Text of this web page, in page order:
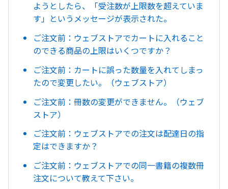
ようとしたら、「受注数が上限数を超えていま
す」というメッセージが表示された。
ご注文前：ウェブストアでカートに入れること
のできる商品の上限はいくつですか？
ご注文前：カートに誤った数量を入れてしまっ
たので変更したい。（ウェブストア）
ご注文前：冊数の変更ができません。（ウェブ
ストア）
ご注文前：ウェブストアでの注文は配達日の指
定はできますか？
ご注文前：ウェブストアでの同一書籍の複数冊
注文について教えて下さい。